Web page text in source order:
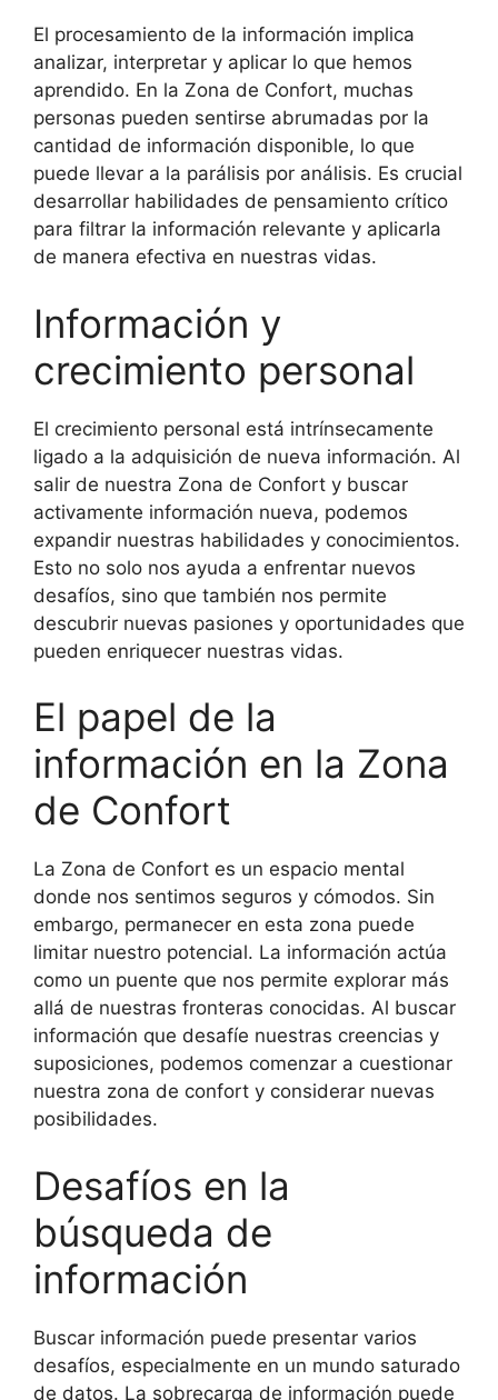
El procesamiento de la información implica
analizar, interpretar y aplicar lo que hemos
aprendido. En la Zona de Confort, muchas
personas pueden sentirse abrumadas por la
cantidad de información disponible, lo que
puede llevar a la parálisis por análisis. Es crucial
desarrollar habilidades de pensamiento crítico
para filtrar la información relevante y aplicarla
de manera efectiva en nuestras vidas.
Información y
crecimiento personal
El crecimiento personal está intrínsecamente
ligado a la adquisición de nueva información. Al
salir de nuestra Zona de Confort y buscar
activamente información nueva, podemos
expandir nuestras habilidades y conocimientos.
Esto no solo nos ayuda a enfrentar nuevos
desafíos, sino que también nos permite
descubrir nuevas pasiones y oportunidades que
pueden enriquecer nuestras vidas.
El papel de la
información en la Zona
de Confort
La Zona de Confort es un espacio mental
donde nos sentimos seguros y cómodos. Sin
embargo, permanecer en esta zona puede
limitar nuestro potencial. La información actúa
como un puente que nos permite explorar más
allá de nuestras fronteras conocidas. Al buscar
información que desafíe nuestras creencias y
suposiciones, podemos comenzar a cuestionar
nuestra zona de confort y considerar nuevas
posibilidades.
Desafíos en la
búsqueda de
información
Buscar información puede presentar varios
desafíos, especialmente en un mundo saturado
de datos. La sobrecarga de información puede